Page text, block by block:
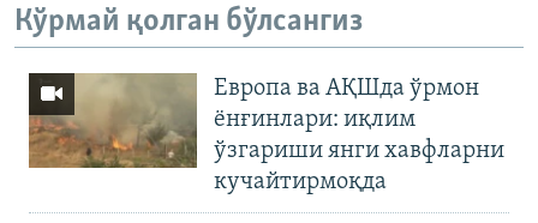
Кўрмай қолган бўлсангиз
Европа ва АҚШда ўрмон
ёнғинлари: иқлим
ўзгариши янги хавфларни
кучайтирмоқда